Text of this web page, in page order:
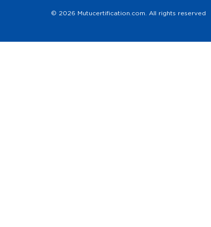
© 2026 Mutucertification.com. All rights reserved